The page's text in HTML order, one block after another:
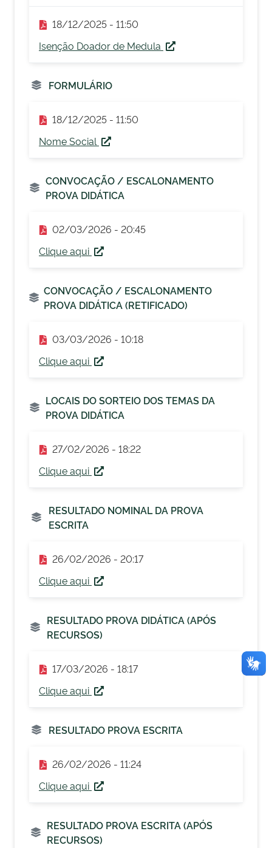
18/12/2025 - 11:50
Isenção Doador de Medula
FORMULÁRIO
18/12/2025 - 11:50
Nome Social
CONVOCAÇÃO / ESCALONAMENTO
PROVA DIDÁTICA
02/03/2026 - 20:45
Clique aqui
CONVOCAÇÃO / ESCALONAMENTO
PROVA DIDÁTICA (RETIFICADO)
03/03/2026 - 10:18
Clique aqui
LOCAIS DO SORTEIO DOS TEMAS DA
PROVA DIDÁTICA
27/02/2026 - 18:22
Clique aqui
RESULTADO NOMINAL DA PROVA
ESCRITA
26/02/2026 - 20:17
Clique aqui
RESULTADO PROVA DIDÁTICA (APÓS
RECURSOS)
17/03/2026 - 18:17
Clique aqui
RESULTADO PROVA ESCRITA
26/02/2026 - 11:24
Clique aqui
RESULTADO PROVA ESCRITA (APÓS
RECURSOS)